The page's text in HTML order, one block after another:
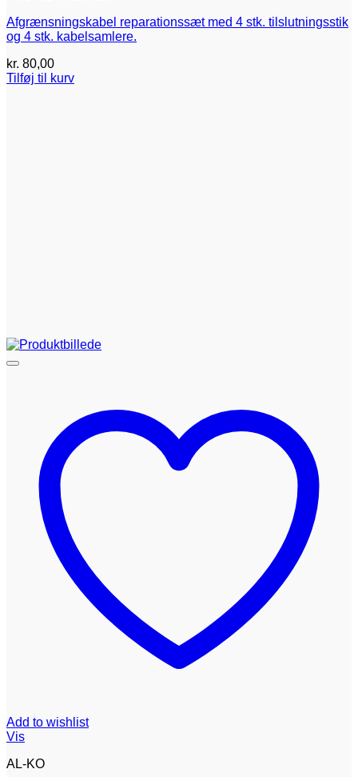
Afgrænsningskabel reparationssæt med 4 stk. tilslutningsstik
og 4 stk. kabelsamlere.
kr. 80,00
Tilføj til kurv
Add to wishlist
Vis
AL-KO